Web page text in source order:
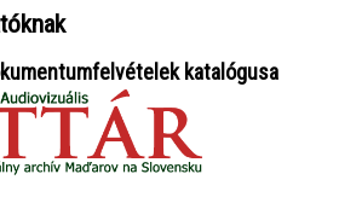
katalógusa